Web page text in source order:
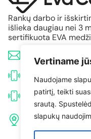
Vertiname
Naudojame
patirtį, teikti
srautą.
slapukų
Rankų darbo ir
išlieka daugiau nei 3
sertifikuota EVA
+370 633 71191
+370 638
Tulpių g. 10,